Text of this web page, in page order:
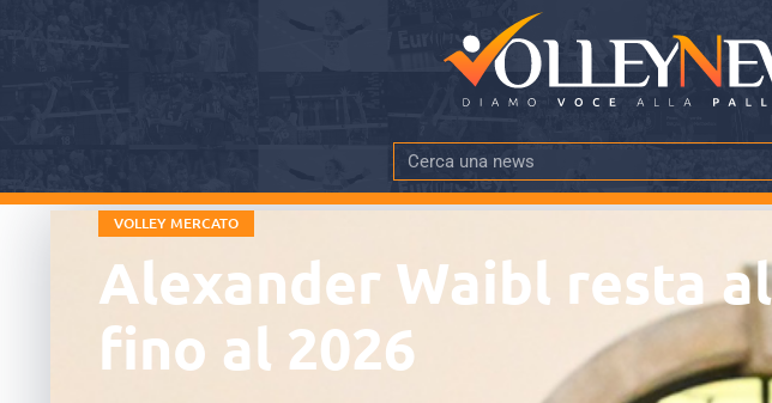
VOLLEY MERCATO
Alexander Waibl resta
fino al 2026